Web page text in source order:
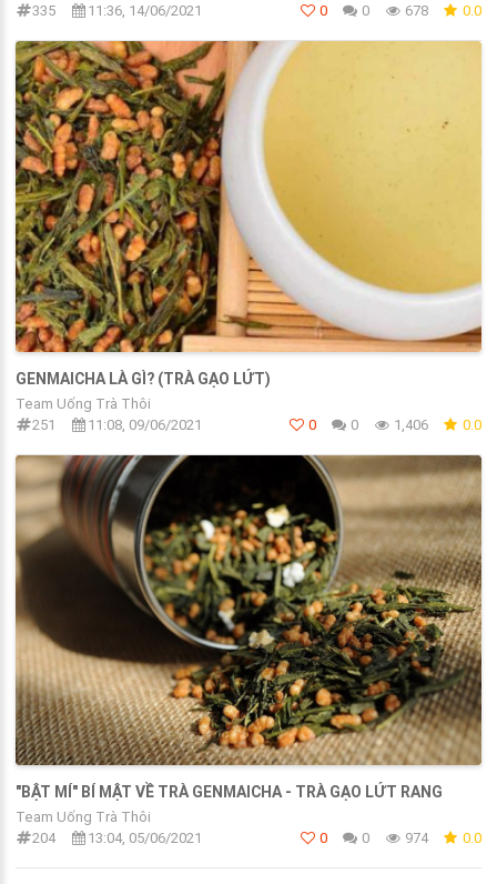
335
11:36, 14/06/2021 0 0 678 0.0
GENMAICHA LÀ GÌ? (TRÀ GẠO LỨT)
Team Uống Trà Thôi
251
11:08, 09/06/2021 0 0 1,406 0.0
"BẬT MÍ" BÍ MẬT VỀ TRÀ GENMAICHA - TRÀ GẠO LỨT RANG
Team Uống Trà Thôi
204
13:04, 05/06/2021 0 0 974 0.0